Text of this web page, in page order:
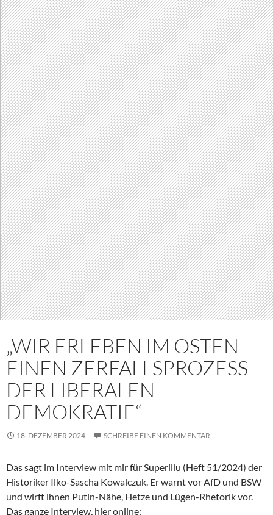
„WIR ERLEBEN IM OSTEN
EINEN ZERFALLSPROZESS
DER LIBERALEN
DEMOKRATIE“
18. DEZEMBER 2024 SCHREIBE EINEN KOMMENTAR
Das sagt im Interview mit mir für Superillu (Heft 51/2024) der
Historiker Ilko-Sascha Kowalczuk. Er warnt vor AfD und BSW
und wirft ihnen Putin-Nähe, Hetze und Lügen-Rhetorik vor.
Das ganze Interview, hier online: